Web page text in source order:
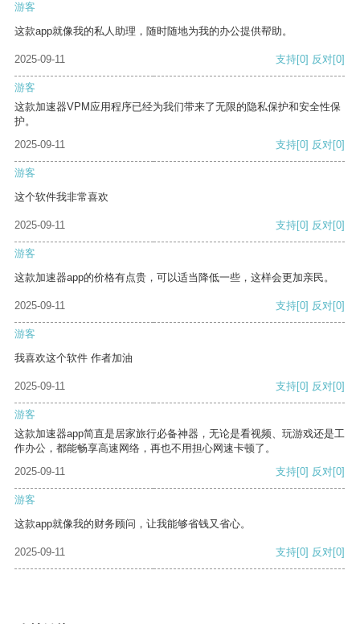
游客
这款app就像我的私人助理，随时随地为我的办公提供帮助。
2025-09-11 支持[0] 反对[0]
游客
这款加速器VPM应用程序已经为我们带来了无限的隐私保护和安全性保
护。
2025-09-11
支持[0] 反对[0]
游客
这个软件我非常喜欢
2025-09-11 支持[0] 反对[0]
游客
这款加速器app的价格有点贵，可以适当降低一些，这样会更加亲民。
2025-09-11 支持[0] 反对[0]
游客
我喜欢这个软件 作者加油
2025-09-11 支持[0] 反对[0]
游客
这款加速器app简直是居家旅行必备神器，无论是看视频、玩游戏还是工
作办公，都能畅享高速网络，再也不用担心网速卡顿了。
2025-09-11
支持[0] 反对[0]
游客
这款app就像我的财务顾问，让我能够省钱又省心。
2025-09-11 支持[0] 反对[0]